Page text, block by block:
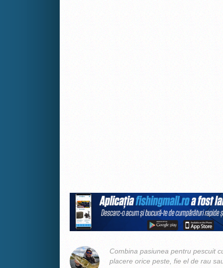
Combina pasiunea pentru pescuit
placere orice peste, fie el de rau